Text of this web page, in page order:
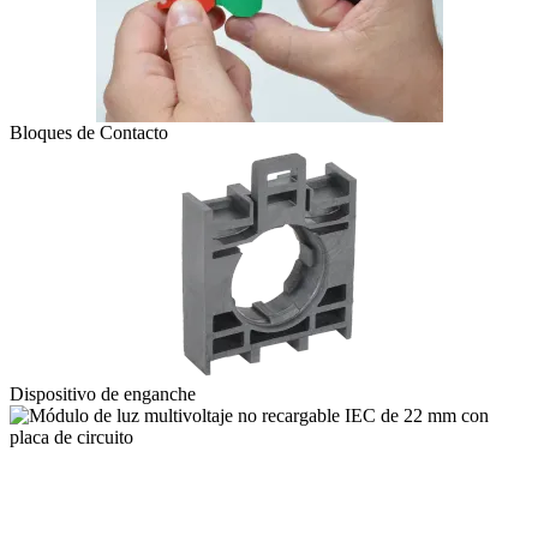
Bloques de Contacto
Dispositivo de enganche